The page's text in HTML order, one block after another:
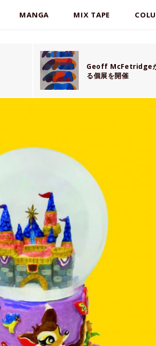
MANGA MIX TAPE
Geoff McFetridgeが
る個展を開催